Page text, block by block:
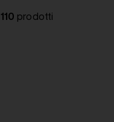
110 prodotti